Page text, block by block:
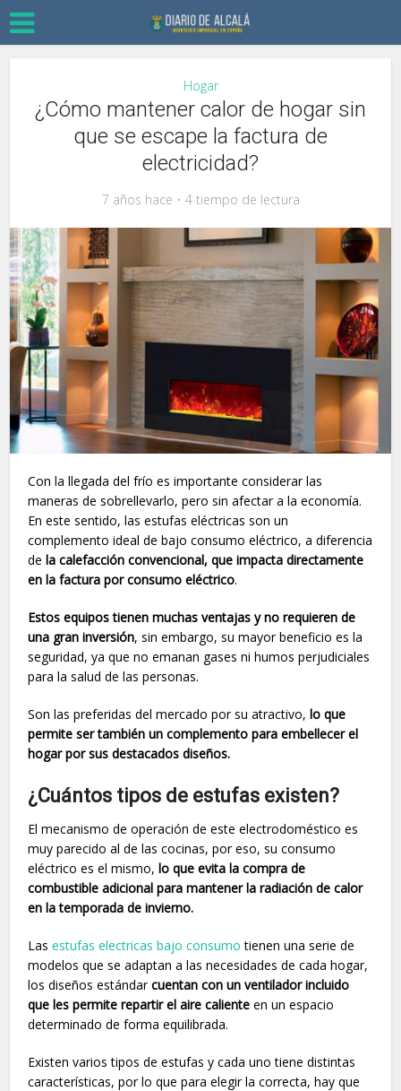
Hogar
¿Cómo mantener calor de hogar sin
que se escape la factura de
electricidad?
7 años hace 4 tiempo de lectura
Con la llegada del frío es importante considerar las
maneras de sobrellevarlo, pero sin afectar a la economía.
En este sentido, las estufas eléctricas son un
complemento ideal de bajo consumo eléctrico, a diferencia
dela calefacción convencional, que impacta directamente
en la factura por consumo eléctrico.
Estos equipos tienen muchas ventajas y no requieren de
una gran inversión, sin embargo, su mayor beneficio es la
seguridad, ya que no emanan gases ni humos perjudiciales
para la salud de las personas.
Son las preferidas del mercado por su atractivo,lo que
permite ser también un complemento para embellecer el
hogar por sus destacados diseños.
¿Cuántos tipos de estufas existen?
El mecanismo de operación de este electrodoméstico es
muy parecido al de las cocinas, por eso, su consumo
eléctrico es el mismo,lo que evita la compra de
combustible adicional para mantener la radiación de calor
en la temporada de invierno.
Lasestufas electricas bajo consumo tienen una serie de
modelos que se adaptan a las necesidades de cada hogar,
los diseños estándarcuentan con un ventilador incluido
que les permite repartir el aire calienteen un espacio
determinado de forma equilibrada.
Existen varios tipos de estufas y cada uno tiene distintas
características, por lo que para elegir la correcta, hay que